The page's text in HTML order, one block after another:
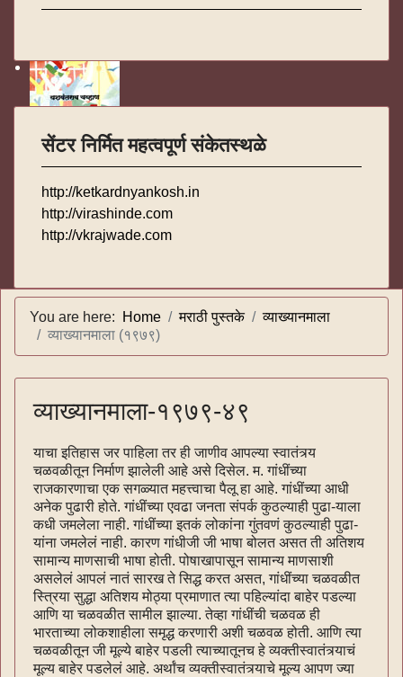
सेंटर निर्मित महत्वपूर्ण संकेतस्थळे
http://ketkardnyankosh.in
http://virashinde.com
http://vkrajwade.com
You are here: Home मराठी पुस्तके
व्याख्यानमाला
व्याख्यानमाला (१९७९)
व्याख्यानमाला-१९७९-४९
याचा इतिहास जर पाहिला तर ही जाणीव आपल्या स्वातंत्र्य
चळवळीतून निर्माण झालेली आहे असे दिसेल. म. गांधींच्या
राजकारणाचा एक सगळ्यात महत्त्वाचा पैलू हा आहे. गांधींच्या आधी
अनेक पुढारी होते. गांधींच्या एवढा जनता संपर्क कुठल्याही पुढा-याला
कधी जमलेला नाही. गांधींच्या इतकं लोकांना गुंतवणं कुठल्याही पुढा-
यांना जमलेलं नाही. कारण गांधीजी जी भाषा बोलत असत ती अतिशय
सामान्य माणसाची भाषा होती. पोषाखापासून सामान्य माणसाशी
असलेलं आपलं नातं सारख ते सिद्ध करत असत, गांधींच्या चळवळीत
स्त्रिया सुद्धा अतिशय मोठ्या प्रमाणात त्या पहिल्यांदा बाहेर पडल्या
आणि या चळवळीत सामील झाल्या. तेव्हा गांधींची चळवळ ही
भारताच्या लोकशाहीला समृद्ध करणारी अशी चळवळ होती. आणि त्या
चळवळीतून जी मूल्ये बाहेर पडली त्याच्यातूनच हे व्यक्तीस्वातंत्र्याचं
मूल्य बाहेर पडलेलं आहे. अर्थांच व्यक्तीस्वातंत्र्याचे मूल्य आपण ज्या